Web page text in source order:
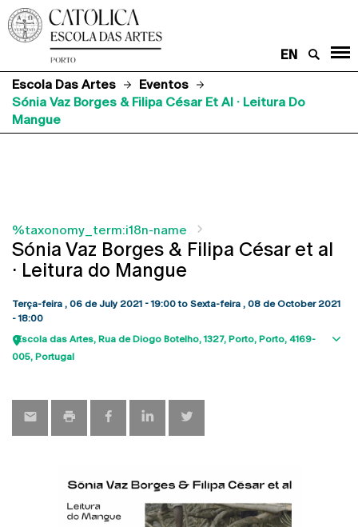
EN
Escola Das Artes
Eventos
Sónia Vaz Borges & Filipa César Et Al · Leitura Do
Mangue
%taxonomy_term:i18n-name
Sónia Vaz Borges & Filipa César et al
· Leitura do Mangue
Terça-feira , 06 de July 2021 - 19:00to Sexta-feira , 08 de October 2021
- 18:00
Escola das Artes Rua de Diogo Botelho, 1327 Porto Porto 4169-
005 Portugal